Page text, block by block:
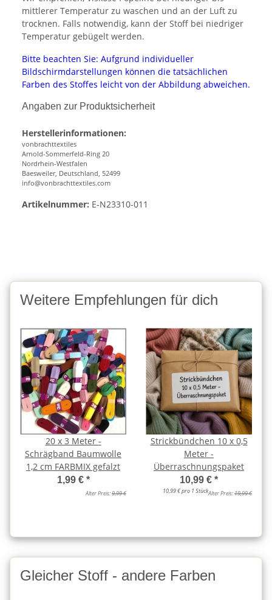
mittlerer Temperatur zu waschen und an der Luft zu
trocknen. Falls notwendig, kann der Stoff bei niedriger
Temperatur gebügelt werden.
Bitte beachten Sie: Aufgrund individueller
Bildschirmdarstellungen können die tatsächlichen
Farben des Stoffes leicht von der Abbildung abweichen.
Angaben zur Produktsicherheit
Herstellerinformationen:
vonbrachttextiles
Arnold-Sommerfeld-Ring 20
Nordrhein-Westfalen
Baesweiler, Deutschland, 52499
info@vonbrachttextiles.com
Artikelnummer: E-N23310-011
Weitere Empfehlungen für dich
20 x 3 Meter -
Schrägband Baumwolle
1,2 cm FARBMIX gefalzt
1,99 € *
Alter Preis:9,99 €
Strickbündchen 10 x 0,5
Meter -
Überraschnungspaket
10,99 € *
10,99 € pro 1 StückAlter Preis:19,99 €
Gleicher Stoff - andere Farben